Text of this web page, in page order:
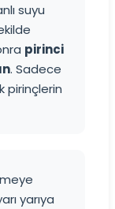
suyu
pirinci
. Sadece
pirinçlerin
yarıya